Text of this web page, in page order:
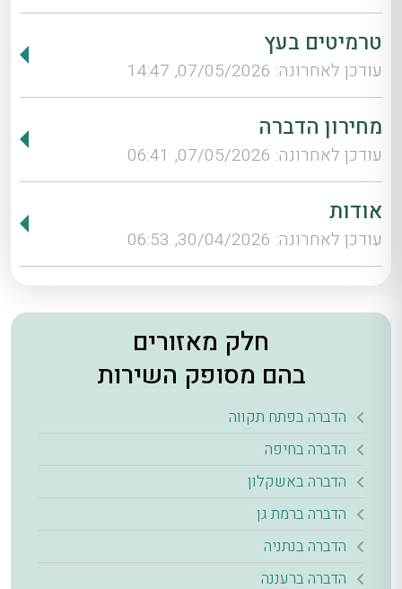
טרמיטים בעץ
עודכן לאחרונה: 07/05/2026, 14:47
מחירון הדברה
עודכן לאחרונה: 07/05/2026, 06:41
אודות
עודכן לאחרונה: 30/04/2026, 06:53
חלק מאזורים
בהם מסופק השירות
הדברה בפתח תקווה
הדברה בחיפה
הדברה באשקלון
הדברה ברמת גן
הדברה בנתניה
הדברה ברעננה